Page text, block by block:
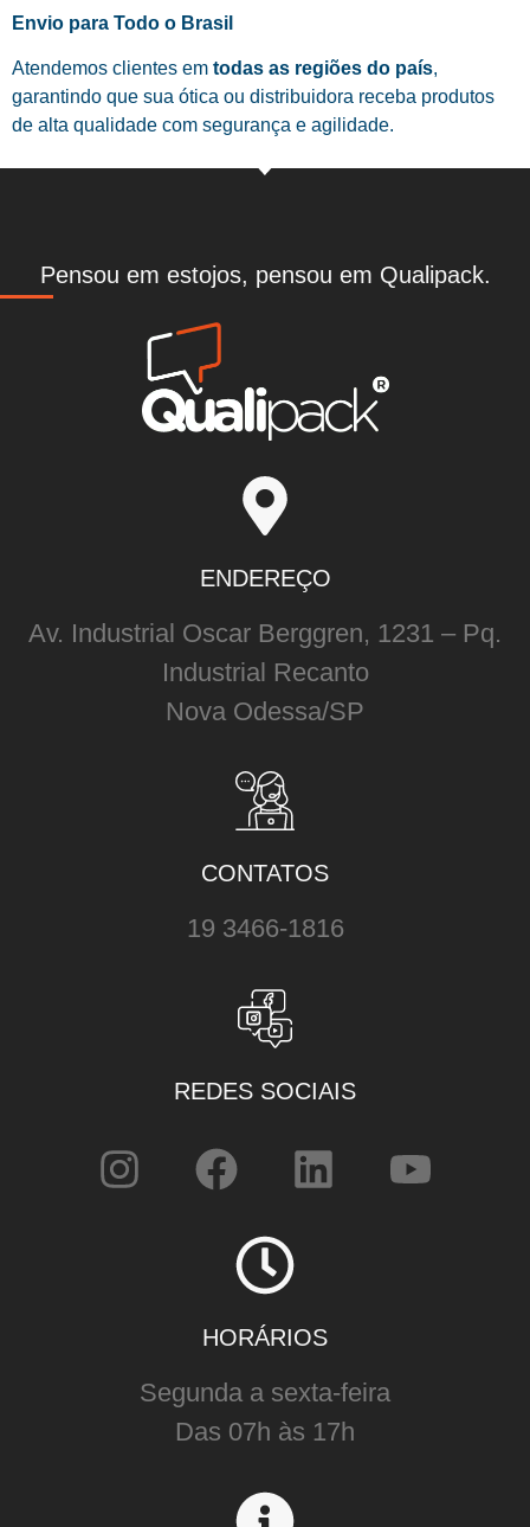
Envio para Todo o Brasil
Atendemos clientes em todas as regiões do país,
garantindo que sua ótica ou distribuidora receba produtos
de alta qualidade com segurança e agilidade.
Pensou em estojos, pensou em Qualipack.
ENDEREÇO
Av. Industrial Oscar Berggren, 1231 – Pq.
Industrial Recanto
Nova Odessa/SP
CONTATOS
19 3466-1816
REDES SOCIAIS
HORÁRIOS
Segunda a sexta-feira
Das 07h às 17h